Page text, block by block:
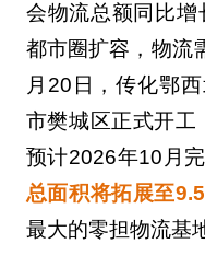
会物流总额同比增
都市圈扩容，物流
月20日，传化鄂
市樊城区正式开工
预计2026年10月
总面积将拓展至
最大的零担物流基